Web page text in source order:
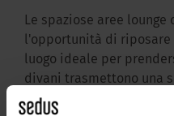
Le spaziose aree
l'opportunità di riposare
luogo ideale per
divani trasmettono una
benessere, lontano